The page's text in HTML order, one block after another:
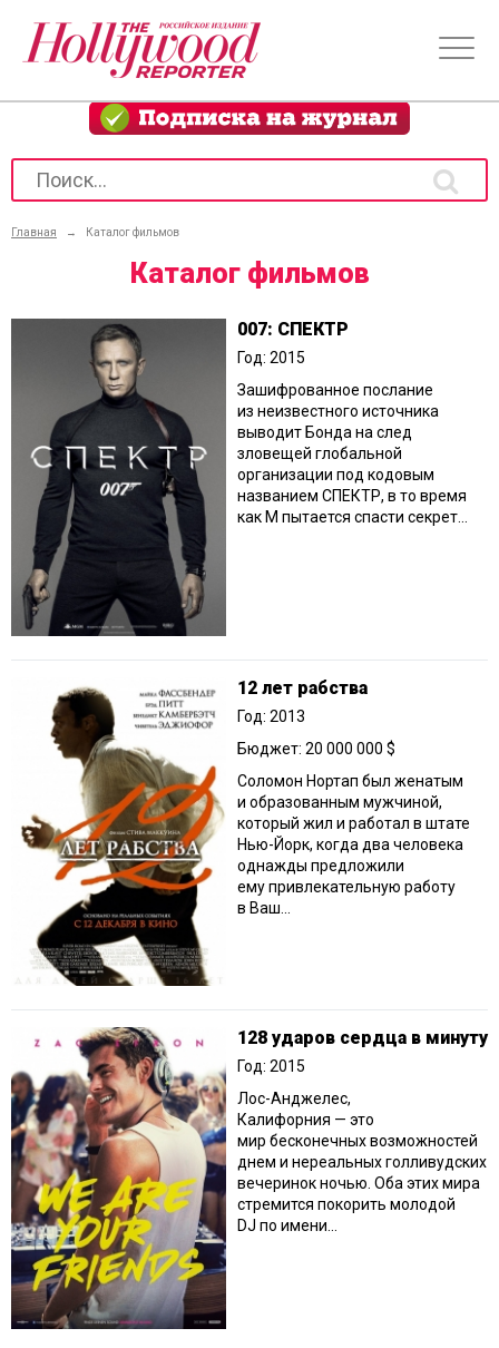
Главная → Каталог фильмов
Каталог фильмов
007: СПЕКТР
Год: 2015
Зашифрованное послание
из неизвестного источника
выводит Бонда на след
зловещей глобальной
организации под кодовым
названием СПЕКТР, в то время
как М пытается спасти секрет...
12 лет рабства
Год: 2013
Бюджет: 20 000 000 $
Соломон Нортап был женатым
и образованным мужчиной,
который жил и работал в штате
Нью-Йорк, когда два человека
однажды предложили
ему привлекательную работу
в Ваш...
128 ударов сердца в минуту
Год: 2015
Лос-Анджелес,
Калифорния — это
мир бесконечных возможностей
днем и нереальных голливудских
вечеринок ночью. Оба этих мира
стремится покорить молодой
DJ по имени...